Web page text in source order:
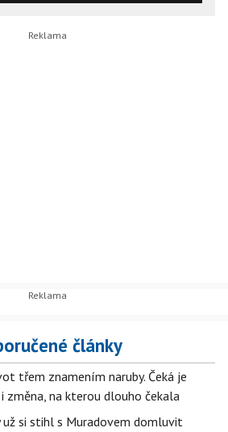
články
třem znamením naruby. Čeká je
změna, na kterou dlouho čekala
už si stihl s Muradovem domluvit